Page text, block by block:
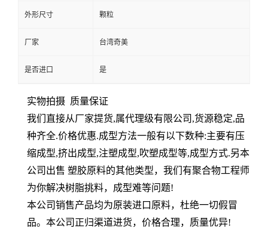
外形尺寸 颗粒
厂家 台湾奇美
是否进口 是
实物拍摄 质量保证
我们直接从厂家提货,属代理级有限公司 ,货源稳定,品
种齐全.价格优惠.成型方法一般有以下数种:主要有压
缩成型,挤出成型,注塑成型,吹塑成型等,成型方式.另本
公司出售 塑胶原料的其他类型，我们有聚合物工程师
为你解决树脂挑料，成型难等问题!
本公司销售产品均为原装进口原料，杜绝一切假冒
品。本公司正归渠道进货，价格合理，质量优异!